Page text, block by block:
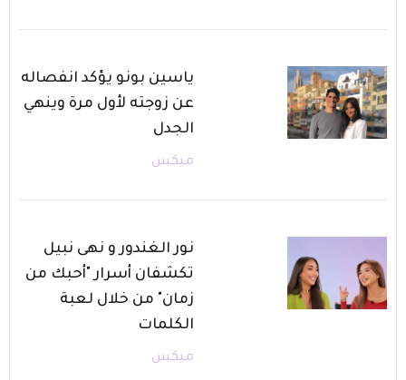
ياسين بونو يؤكد انفصاله
عن زوجته لأول مرة وينهي
الجدل
ميكس
نور الغندور و نهى نبيل
تكشفان أسرار "أحبك من
زمان" من خلال لعبة
الكلمات
ميكس